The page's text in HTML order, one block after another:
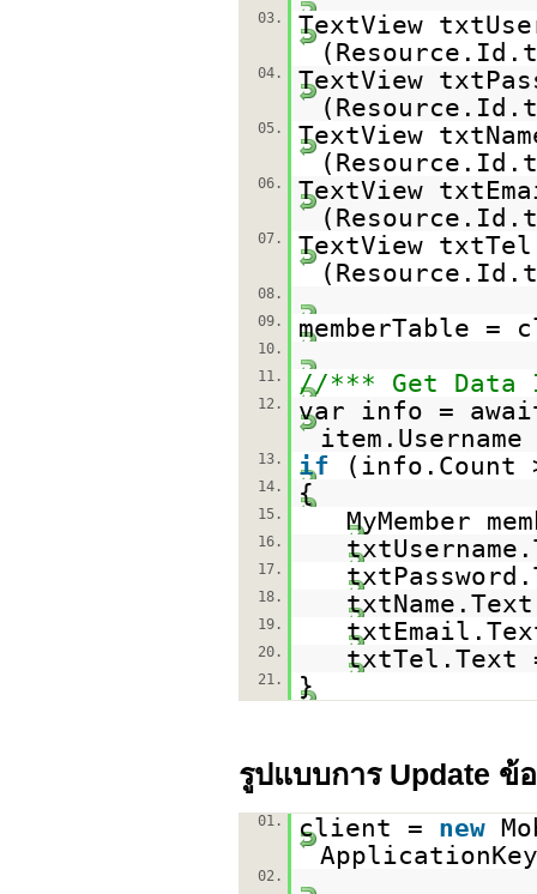
03.
TextView
04.
TextView
05.
TextView
06.
TextView
07.
TextView txtTel
08.
09.
memberTable =
10.
11.
//*** Get
12.
var info = await
13. if (info.Count
14. {
15. MyMember
16.
17.
18.
19.
20. txtTel.Text
21. }
รูปแบบการ Update ข้
01. client = new
02.